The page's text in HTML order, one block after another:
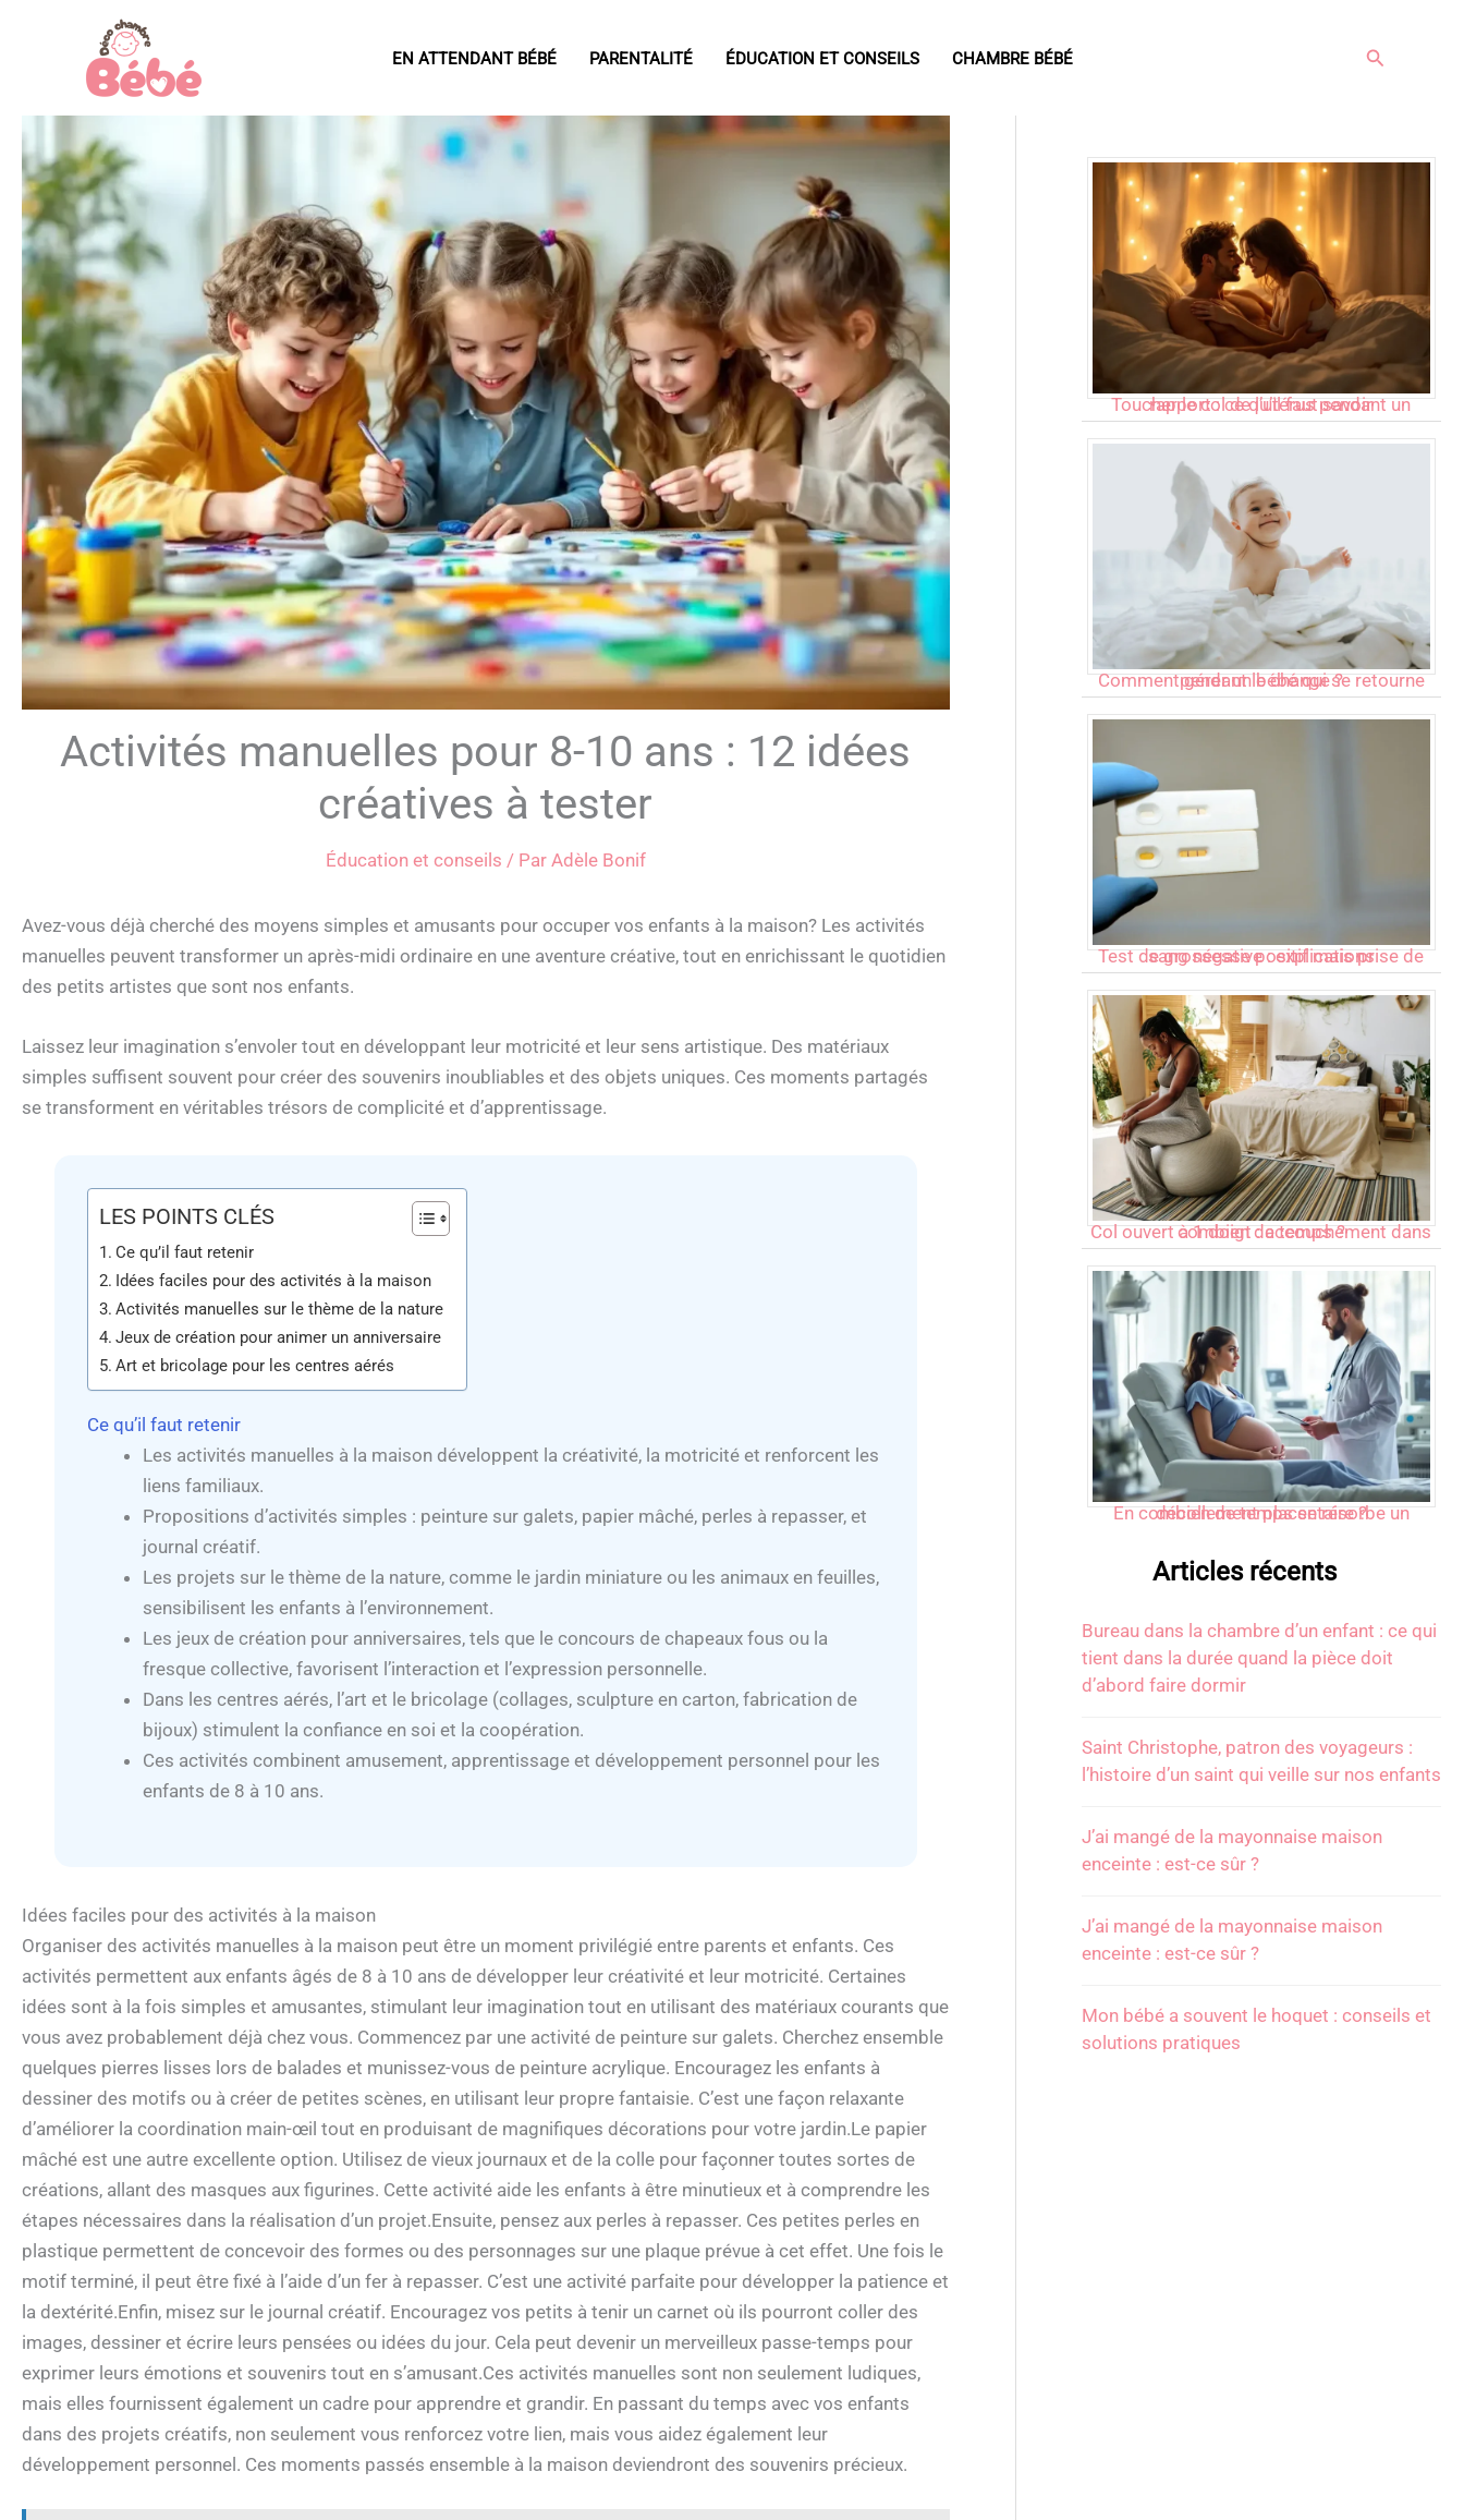
EN ATTENDANT BÉBÉ PARENTALITÉ ÉDUCATION ET CONSEILS CHAMBRE BÉBÉ Rechercher
Activités manuelles pour 8-10 ans : 12 idées
créatives à tester
Éducation et conseils / Par Adèle Bonif
Avez-vous déjà cherché des moyens simples et amusants pour occuper vos enfants à la maison? Les activités
manuelles peuvent transformer un après-midi ordinaire en une aventure créative, tout en enrichissant le quotidien
des petits artistes que sont nos enfants.
Laissez leur imagination s’envoler tout en développant leur motricité et leur sens artistique. Des matériaux
simples suffisent souvent pour créer des souvenirs inoubliables et des objets uniques. Ces moments partagés
se transforment en véritables trésors de complicité et d’apprentissage.
LES POINTS CLÉS
Ce qu’il faut retenir
Idées faciles pour des activités à la maison
Activités manuelles sur le thème de la nature
Jeux de création pour animer un anniversaire
Art et bricolage pour les centres aérés
Ce qu’il faut retenir
Les activités manuelles à la maison développent la créativité, la motricité et renforcent les
liens familiaux.
Propositions d’activités simples : peinture sur galets, papier mâché, perles à repasser, et
journal créatif.
Les projets sur le thème de la nature, comme le jardin miniature ou les animaux en feuilles,
sensibilisent les enfants à l’environnement.
Les jeux de création pour anniversaires, tels que le concours de chapeaux fous ou la
fresque collective, favorisent l’interaction et l’expression personnelle.
Dans les centres aérés, l’art et le bricolage (collages, sculpture en carton, fabrication de
bijoux) stimulent la confiance en soi et la coopération.
Ces activités combinent amusement, apprentissage et développement personnel pour les
enfants de 8 à 10 ans.
Idées faciles pour des activités à la maison
Organiser des activités manuelles à la maison peut être un moment privilégié entre parents et enfants. Ces
activités permettent aux enfants âgés de 8 à 10 ans de développer leur créativité et leur motricité. Certaines
idées sont à la fois simples et amusantes, stimulant leur imagination tout en utilisant des matériaux courants que
vous avez probablement déjà chez vous. Commencez par une activité de peinture sur galets. Cherchez ensemble
quelques pierres lisses lors de balades et munissez-vous de peinture acrylique. Encouragez les enfants à
dessiner des motifs ou à créer de petites scènes, en utilisant leur propre fantaisie. C’est une façon relaxante
d’améliorer la coordination main-œil tout en produisant de magnifiques décorations pour votre jardin.Le papier
mâché est une autre excellente option. Utilisez de vieux journaux et de la colle pour façonner toutes sortes de
créations, allant des masques aux figurines. Cette activité aide les enfants à être minutieux et à comprendre les
étapes nécessaires dans la réalisation d’un projet.Ensuite, pensez aux perles à repasser. Ces petites perles en
plastique permettent de concevoir des formes ou des personnages sur une plaque prévue à cet effet. Une fois le
motif terminé, il peut être fixé à l’aide d’un fer à repasser. C’est une activité parfaite pour développer la patience et
la dextérité.Enfin, misez sur le journal créatif. Encouragez vos petits à tenir un carnet où ils pourront coller des
images, dessiner et écrire leurs pensées ou idées du jour. Cela peut devenir un merveilleux passe-temps pour
exprimer leurs émotions et souvenirs tout en s’amusant.Ces activités manuelles sont non seulement ludiques,
mais elles fournissent également un cadre pour apprendre et grandir. En passant du temps avec vos enfants
dans des projets créatifs, non seulement vous renforcez votre lien, mais vous aidez également leur
développement personnel. Ces moments passés ensemble à la maison deviendront des souvenirs précieux.
Toucher le col de l’utérus pendant un rapport : ce qu’il faut savoir
Comment gérer un bébé qui se retourne pendant le change ?
Test de grossesse positif mais prise de sang négative : explications
Col ouvert à 1 doigt : accouchement dans combien de temps ?
En combien de temps se résorbe un décollement placentaire ?
Articles récents
Bureau dans la chambre d’un enfant : ce qui
tient dans la durée quand la pièce doit
d’abord faire dormir
Saint Christophe, patron des voyageurs :
l’histoire d’un saint qui veille sur nos enfants
J’ai mangé de la mayonnaise maison
enceinte : est-ce sûr ?
J’ai mangé de la mayonnaise maison
enceinte : est-ce sûr ?
Mon bébé a souvent le hoquet : conseils et
solutions pratiques